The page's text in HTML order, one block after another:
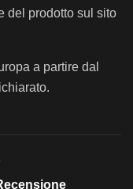
del prodotto sul sito
a partire dal